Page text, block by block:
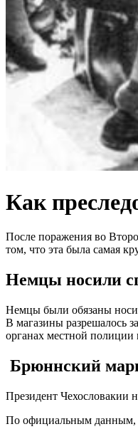
Как
После поражения во
том, что эта была самая
Немцы носили
Немцы были обязаны
В магазины разрешалось
органах местной полиции
Брюннский
Президент Чехословакии
По официальным данным,